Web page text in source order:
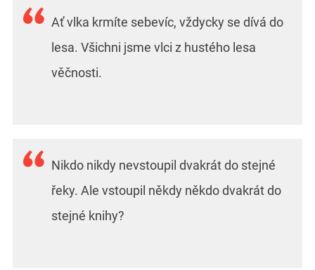
Ať vlka krmíte sebevíc, vždycky se dívá do
lesa. Všichni jsme vlci z hustého lesa
věčnosti.
Nikdo nikdy nevstoupil dvakrát do stejné
řeky. Ale vstoupil někdy někdo dvakrát do
stejné knihy?